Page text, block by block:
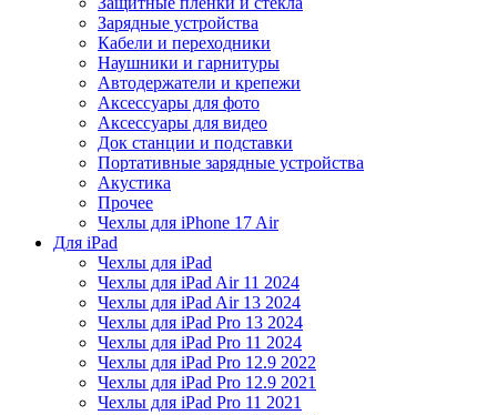
Зарядные устройства
Кабели и переходники
Наушники и гарнитуры
Автодержатели и крепежи
Аксессуары для фото
Аксессуары для видео
Док станции и подставки
Портативные зарядные устройства
Акустика
Прочее
Чехлы для iPhone 17 Air
Для iPad
Чехлы для iPad
Чехлы для iPad Air 11 2024
Чехлы для iPad Air 13 2024
Чехлы для iPad Pro 13 2024
Чехлы для iPad Pro 11 2024
Чехлы для iPad Pro 12.9 2022
Чехлы для iPad Pro 12.9 2021
Чехлы для iPad Pro 11 2021